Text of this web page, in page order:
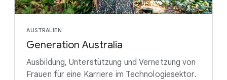
AUSTRALIEN
Generation Australia
Ausbildung, Unterstützung und Vernetzung von
Frauen für eine Karriere im Technologiesektor.